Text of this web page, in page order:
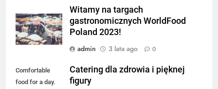
Witamy na targach
gastronomicznych WorldFood
Poland 2023!
admin
3 lata ago 0
Comfortable
food for a day.
Catering dla zdrowia i pięknej
figury